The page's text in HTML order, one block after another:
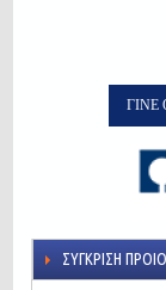
ΓΊΝΕ
ΣΎΓΚΡΙΣΗ